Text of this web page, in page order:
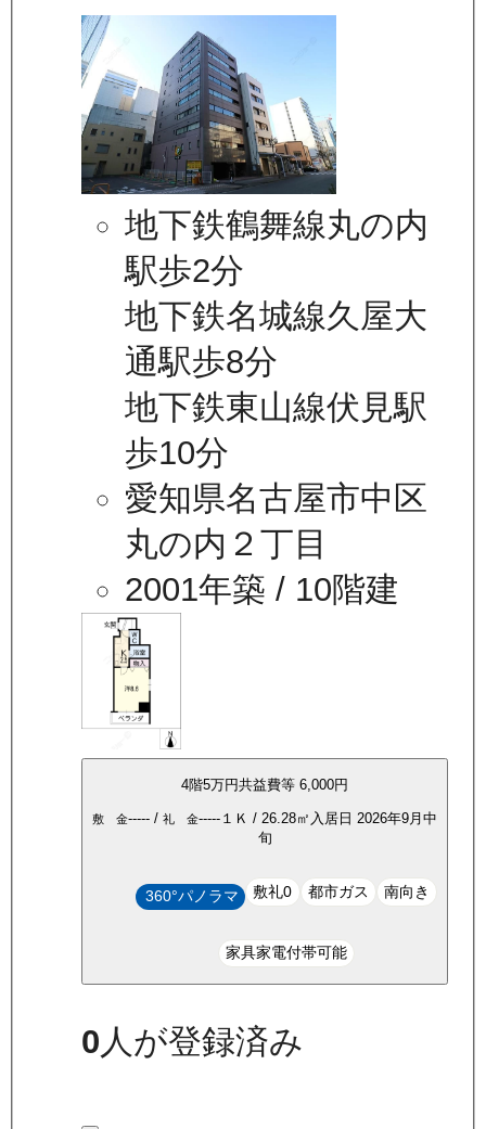
地下鉄鶴舞線丸の内
駅歩2分
地下鉄名城線久屋大
通駅歩8分
地下鉄東山線伏見駅
歩10分
愛知県名古屋市中区
丸の内２丁目
2001年築 / 10階建
4階5万円共益費等 6,000円
敷 金----- / 礼 金----- １Ｋ / 26.28㎡ 入居日 2026年9月中
旬
360°パノラマ 敷礼0 都市ガス 南向き
家具家電付帯可能
0 人が登録済み